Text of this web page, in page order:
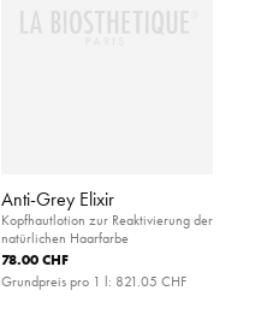
Anti-Grey Elixir
Kopfhautlotion zur Reaktivierung der
natürlichen Haarfarbe
78.00 CHF
Grundpreis pro 1 l: 821.05 CHF